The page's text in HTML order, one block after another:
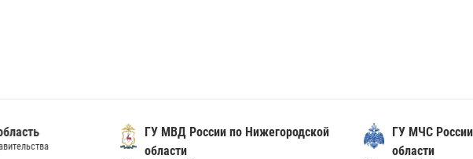
ГУ МВД России по Нижегородской
области
ГУ МЧС России по
области